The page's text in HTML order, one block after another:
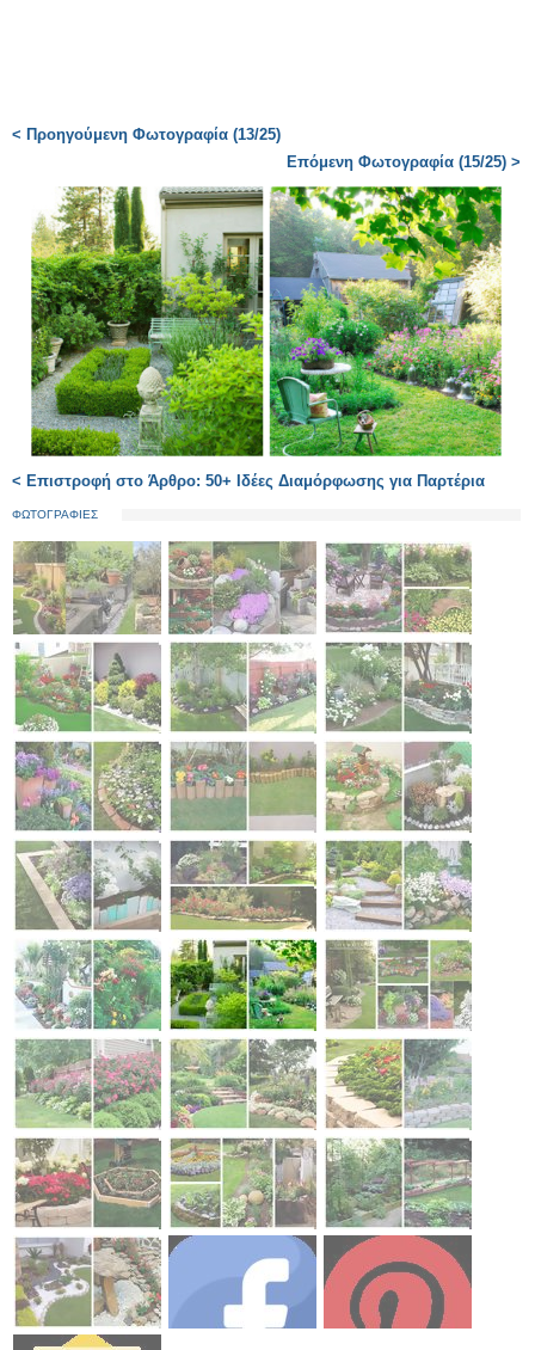
< Προηγούμενη Φωτογραφία (13/25)
Επόμενη Φωτογραφία (15/25) >
< Επιστροφή στο Άρθρο: 50+ Ιδέες Διαμόρφωσης για Παρτέρια
ΦΩΤΟΓΡΑΦΙΕΣ